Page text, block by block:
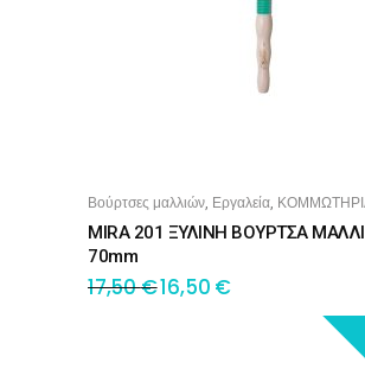
ΠΡΟΣΘΉΚΗ ΣΤΟ ΚΑΛΆΘΙ
Βούρτσες μαλλιών, Εργαλεία,
MIRA 201 ΞΥΛΙΝΗ ΒΟΥΡΤΣΑ
70mm
17,50€16,50 €